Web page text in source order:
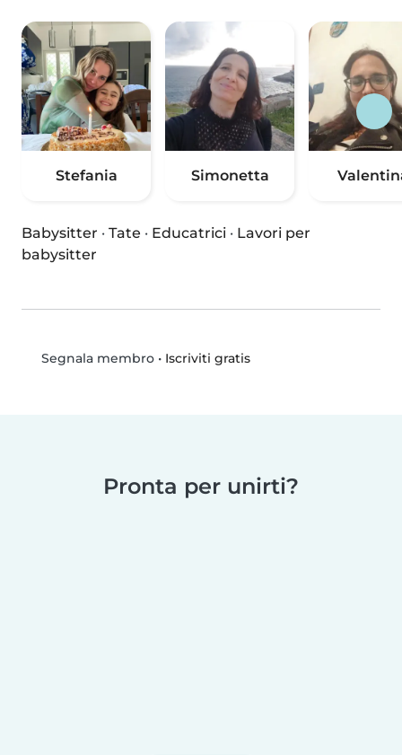
Stefania Simonetta
Babysitter · Tate · Educatrici · Lavori per
babysitter
Segnala membro• Iscriviti gratis
Pronta per unirti?